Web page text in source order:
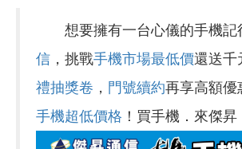
想要擁有一台心儀的手機記
信 ，挑戰手機市場最低價還送千
禮抽獎卷 ， 門號續約再享高額優
手機超低價格 ！買手機．來傑昇